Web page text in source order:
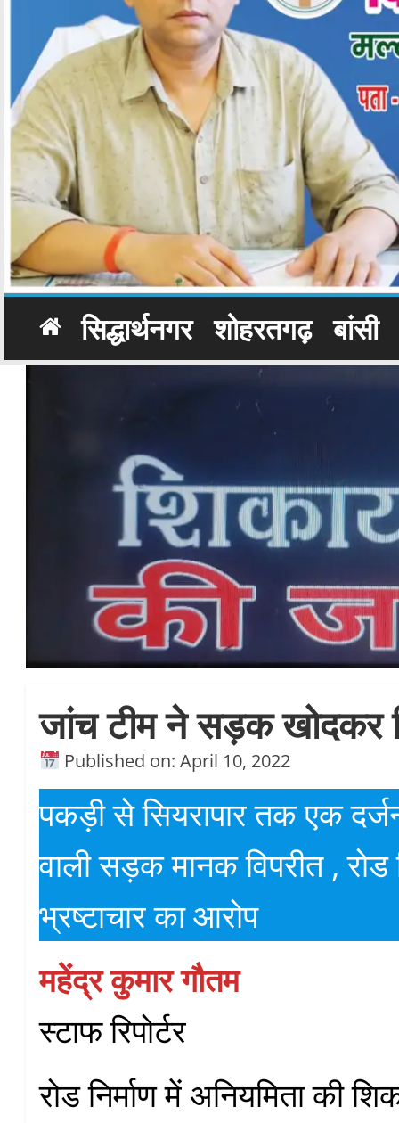
सिद्धार्थनगर शोहरतगढ़ बांसी
जांच टीम ने सड़क खोदकर
Published on: April 10, 2022
पकड़ी से सियरापार तक एक
वाली सड़क मानक विपरीत , रोड
भ्रष्टाचार का आरोप
महेंद्र कुमार गौतम
स्टाफ रिपोर्टर
रोड निर्माण में अनियमिता की